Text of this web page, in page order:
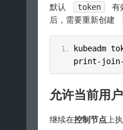
默认 token
有
后，需要重新创建
kubeadm
print- join-
允许当前用
继续在控制节点上